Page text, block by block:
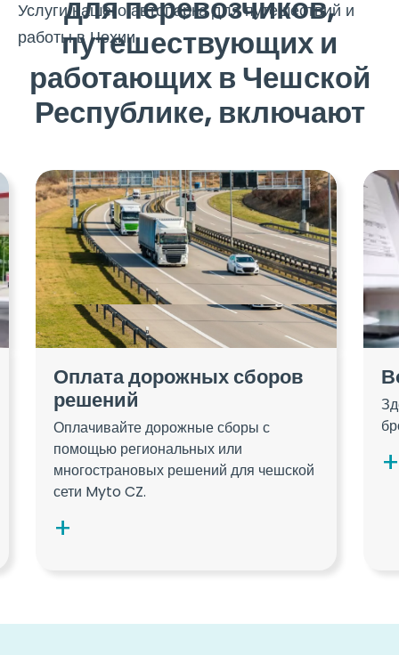
Услуги нашего автопарка для путешествий и
работы в Чехии
для перевозчиков,
путешествующих и
работающих в Чешской
Республике, включают
Оплата дорожных сборов
решений
Оплачивайте дорожные сборы с
помощью региональных или
многострановых решений для чешской
сети Myto CZ.